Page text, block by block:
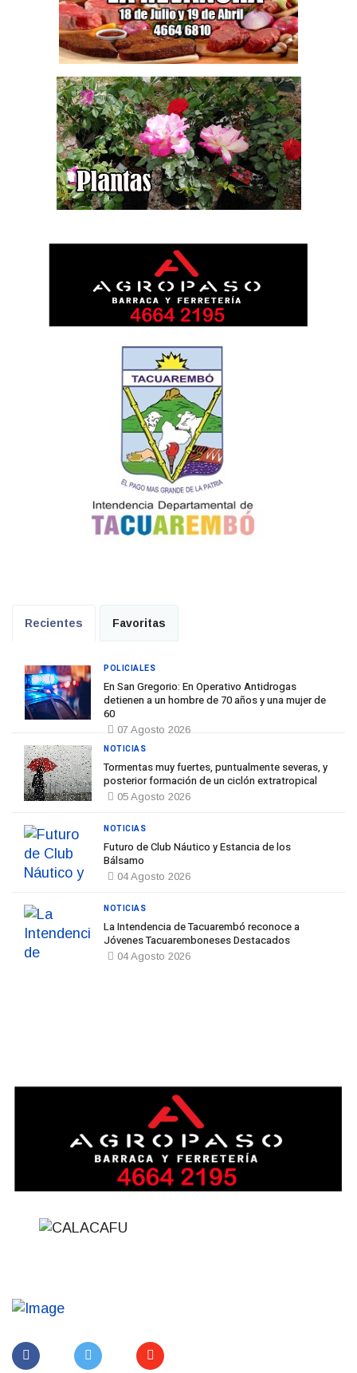
Recientes Favoritas
En San Gregorio: En Operativo Antidrogas
detienen a un hombre de 70 años y una mujer de
60
07 Agosto 2026
POLICIALES
Tormentas muy fuertes, puntualmente severas, y
posterior formación de un ciclón extratropical
05 Agosto 2026
NOTICIAS
Futuro de Club Náutico y Estancia de los
Bálsamo
04 Agosto 2026
NOTICIAS
La Intendencia de Tacuarembó reconoce a
Jóvenes Tacuaremboneses Destacados
04 Agosto 2026
NOTICIAS